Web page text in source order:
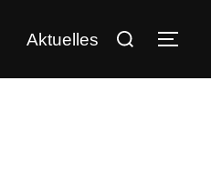
Aktuelles